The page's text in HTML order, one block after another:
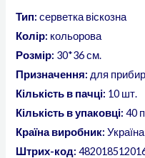
Тип: серветка віскозна
Колір: кольорова
Розмір: 30*36 см.
Призначення: для
Кількість в пачці: 10 шт.
Кількість в упаковці: 40
Країна виробник: Україна
Штрих-код: